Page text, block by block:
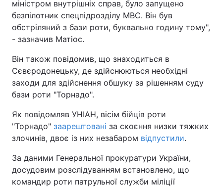
Послуги
міністром внутрішніх справ, було запущено
безпілотник спецпідрозділу МВС. Він був
обстріляний з бази роти, буквально годину тому",
- зазначив Матіос.
Він також повідомив, що знаходиться в
Сєвєродонецьку, де здійснюються необхідні
заходи для здійснення обшуку за рішенням суду
бази роти "Торнадо".
Як повідомляв УНІАН, вісім бійців роти
"Торнадо" заарештовані за скоєння низки тяжких
злочинів, двоє із них незабаром відпустили.
За даними Генеральної прокуратури України,
досудовим розслідуванням встановлено, що
командир роти патрульної служби міліції